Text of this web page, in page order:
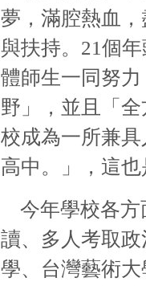
夢，滿腔熱血
與扶持。 21個
體師生一同努
野」，並且「
校成為一所兼
高中。」，這
今年學校各
讀、多人考取
學、台灣藝術